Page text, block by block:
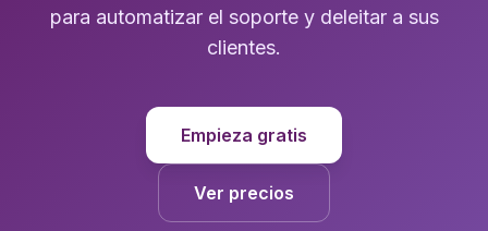
para automatizar el soporte y deleitar a sus
clientes.
Empieza gratis
Ver precios